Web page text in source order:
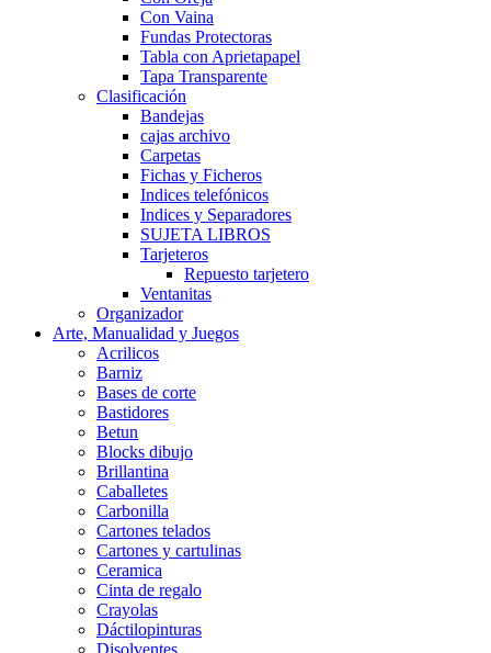
Con Vaina
Fundas Protectoras
Tabla con Aprietapapel
Tapa Transparente
Clasificación
Bandejas
cajas archivo
Carpetas
Fichas y Ficheros
Indices telefónicos
Indices y Separadores
SUJETA LIBROS
Tarjeteros
Repuesto tarjetero
Ventanitas
Organizador
Arte, Manualidad y Juegos
Acrilicos
Barniz
Bases de corte
Bastidores
Betun
Blocks dibujo
Brillantina
Caballetes
Carbonilla
Cartones telados
Cartones y cartulinas
Ceramica
Cinta de regalo
Crayolas
Dáctilopinturas
Disolventes